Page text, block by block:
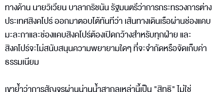
ทางด้าน นายวิเวียน บาลากริชนัน รัฐมนตรีว่าการกระทรวงการต่าง
ประเทศสิงคโปร์ ออกมาตอบโต้ทันทีว่า เส้นทางเดินเรือผ่านช่องแคบ
มะละกาและช่องแคบสิงคโปร์ต้องเปิดกว้างสำหรับทุกฝ่าย และ
สิงคโปร์จะไม่สนับสนุนความพยายามใดๆ ที่จะจำกัดหรือจัดเก็บค่า
ธรรมเนียม
เขาย้ำว่าการสัญจรผ่านน่านน้ำสากลเหล่านี้เป็น "สิทธิ" ไม่ใช่